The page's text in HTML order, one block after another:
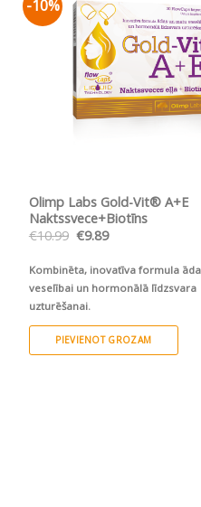
-10%
Pievienot
ĀTRS SKATS
Olimp Labs Gold-Vit® A+E
Naktssvece+Biotīns
€10.99 Original
€10.99.
€9.89Current
€9.89.
Kombinēta, inovatīva formula
veselībai un hormonālā līdzsvara
uzturēšanai.
PIEVIENOT GROZAM